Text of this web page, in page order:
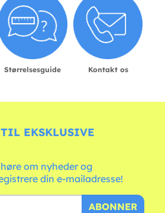
Størrelsesguide Kontakt os
EKSKLUSIVE
om nyheder og
din e-mailadresse!
ABONNER